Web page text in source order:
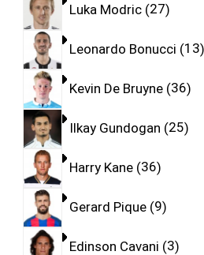
Luka Modric 27
Leonardo Bonucci 13
Kevin De Bruyne 36
Ilkay Gundogan 25
Harry Kane 36
Gerard Pique 9
Edinson Cavani 3